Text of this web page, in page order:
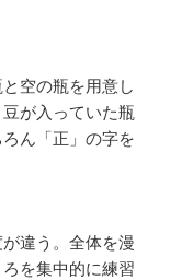
空の瓶を用意し
が入っていた瓶
ん「正」の字を
違う。全体を漫
を集中的に練習